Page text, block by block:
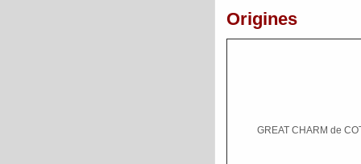
Origines
GREAT CHARM de